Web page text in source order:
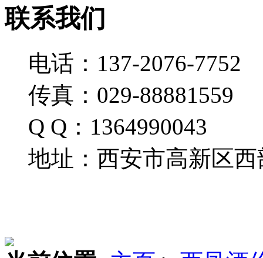
联系我们
电话：137-2076-7752
传真：029-88881559
Q Q：1364990043
地址：西安市高新区西